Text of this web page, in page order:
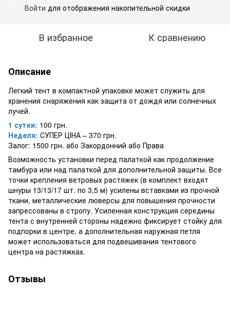
Войти для отображения накопительной скидки
В избранное К сравнению
Описание
Легкий тент в компактной упаковке может служить для
хранения снаряжения как защита от дождя или солнечных
лучей.
1 сутки: 100 грн.
Неделя: СУПЕР ЦІНА – 370 грн.
Залог: 1500 грн. або Закордонний або Права
Возможность установки перед палаткой как продолжение
тамбура или над палаткой для дополнительной защиты. Все
точки крепления ветровых растяжек (в комплект входят
шнуры 13/13/17 шт. по 3,5 м) усилены вставками из прочной
ткани, металлические люверсы для повышения прочности
запрессованы в стропу. Усиленная конструкция середины
тента с внутренней стороны надежно фиксирует стойку для
подпорки в центре, а дополнительная наружная петля
может использоваться для подвешивания тентового
центра на растяжках.
Отзывы